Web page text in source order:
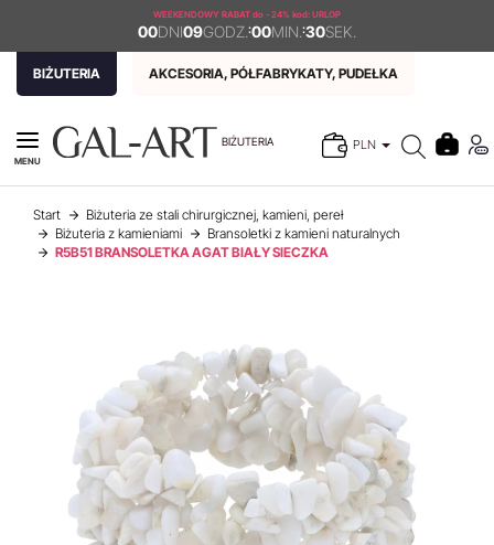
WEEKENDOWY RABAT do - 24% kod: URLOP
00DNI09GODZ. :00MIN. :30SEK.
BIŻUTERIA AKCESORIA, PÓŁFABRYKATY, PUDEŁKA
BIŻUTERIA PLN
MENU
Start
Biżuteria ze stali chirurgicznej, kamieni, pereł
Biżuteria z kamieniami
Bransoletki z kamieni naturalnych
R5B51 BRANSOLETKA AGAT BIAŁY SIECZKA